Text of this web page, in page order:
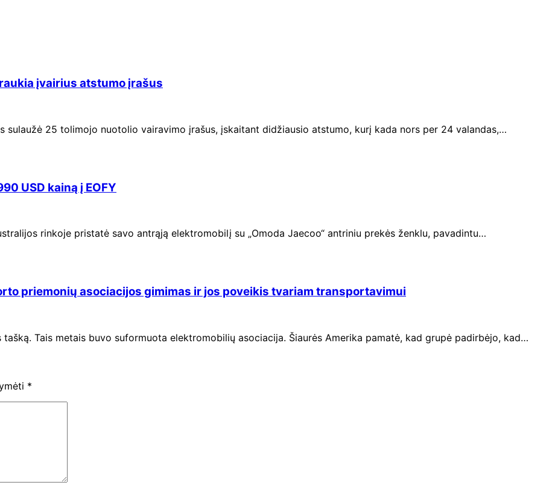
įvairius atstumo įrašus
sulaužė 25 tolimojo nuotolio vairavimo įrašus, įskaitant didžiausio atstumo, kurį kada nors per 24 valandas,…
USD kainą į EOFY
rinkoje pristatė savo antrąją elektromobilį su „Omoda Jaecoo“ antriniu prekės ženklu, pavadintu…
priemonių asociacijos gimimas ir jos poveikis tvariam transportavimui
Tais metais buvo suformuota elektromobilių asociacija. Šiaurės Amerika pamatė, kad grupė padirbėjo, kad…
*